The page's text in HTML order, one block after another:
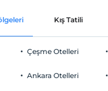
Şezlong & Şemsiye
Ortak alanlar ve tüm odalar
öncesi
Kış Tatili
Çeşme Otelleri
Ankara Otelleri